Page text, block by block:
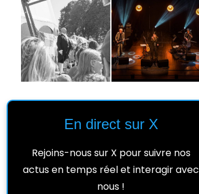
En direct sur X
Rejoins-nous sur X pour suivre nos
actus en temps réel et interagir avec
nous !